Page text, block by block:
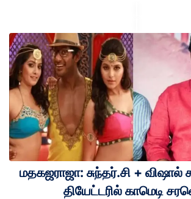
மதகஜராஜா: சுந்தர்.சி + விஷால்
தியேட்டரில் காமெடி